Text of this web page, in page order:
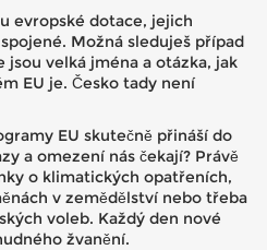
evropské dotace, jejich
Možná sleduješ případ
velká jména a otázka, jak
EU je. Česko tady není
EU skutečně přináší do
a omezení nás čekají? Právě
o klimatických opatřeních,
v zemědělství nebo třeba
voleb. Každý den nové
žvanění.